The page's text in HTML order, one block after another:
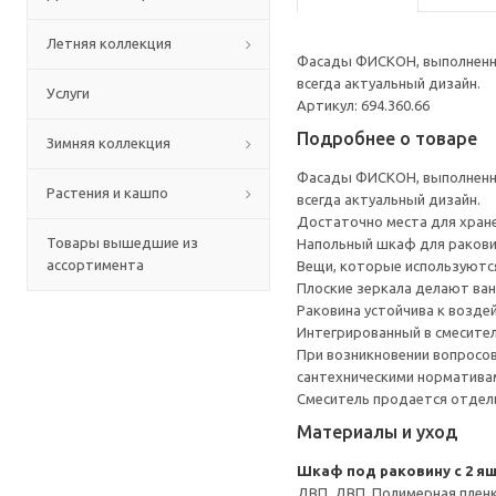
Летняя коллекция
Услуги
Зимняя коллекция
Растения и кашпо
Товары вышедшие из
ассортимента
Фасады ФИСКОН,
всегда актуальный дизайн.
Артикул: 694.360.66
Подробнее о товаре
Фасады ФИСКОН,
всегда актуальный дизайн.
Достаточно места для
Напольный шкаф для
Вещи, которые
Плоские зеркала делают
Раковина устойчива к
Интегрированный в
При возникновении
сантехническими
Смеситель продается
Материалы и уход
Шкаф под раковину с 2
ДВП, ДВП, Полимерная